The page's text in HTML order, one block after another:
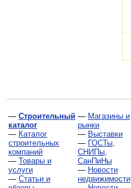
— Строительный
каталог
— Каталог
строительных
компаний
— Товары и
услуги
— Статьи и
— Магазины и
рынки
— Выставки
— ГОСТы,
СНИПы,
СанПиНы
— Новости
недвижимости